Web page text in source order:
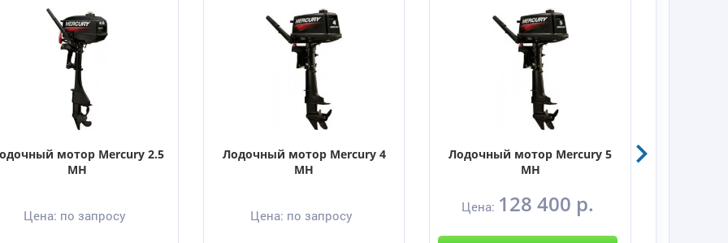
мотор Mercury 2.5
MH
Цена: по запросу
Лодочный мотор Mercury 4
MH
Цена: по запросу
Лодочный мотор Mercury 5
MH
Цена: 128 400 р.